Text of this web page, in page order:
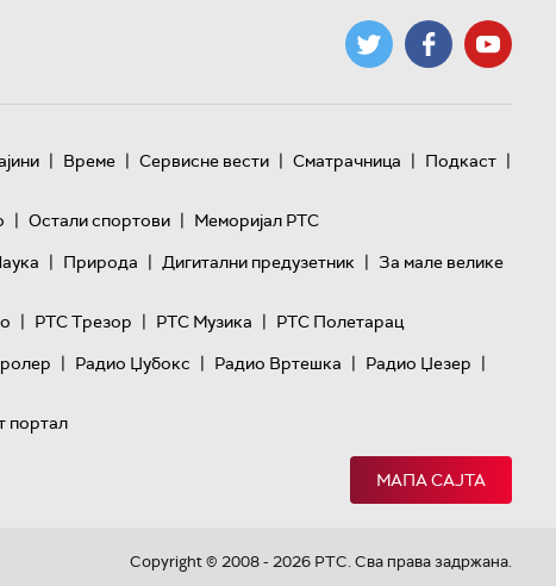
| Време | Сервисне вести | Сматрачница | Подкаст |
| Остали спортови | Меморијал РТС
| Природа | Дигитални предузетник | За мале велике
| РТС Трезор | РТС Музика | РТС Полетарац
| Радио Џубокс | Радио Вртешка | Радио Џезер |
портал
МАПА САЈТА
Copyright © 2008 - 2026 РТС. Сва права задржана.